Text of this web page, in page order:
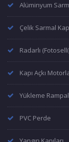
Alüminyum
Çelik Sarmal
Radarlı
Kapı Açkı
Yükleme
PVC Perde